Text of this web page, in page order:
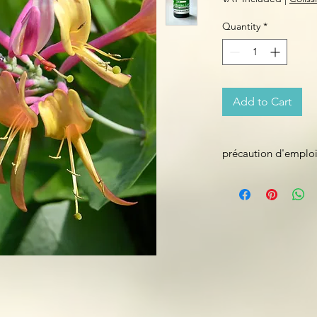
Quantity *
Add to Cart
précaution d'emploi
pour olfaction et